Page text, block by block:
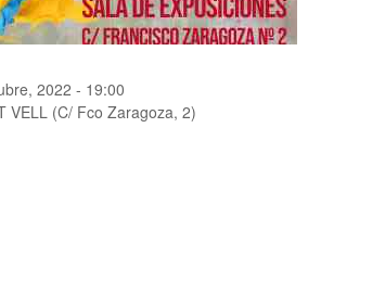
2022 - 19:00
VELL (C/ Fco Zaragoza, 2)